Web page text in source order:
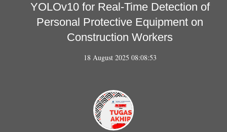
YOLOv10 for Real-Time Detection of
Personal Protective Equipment on
Construction Workers
18 August 2025 08:08:53